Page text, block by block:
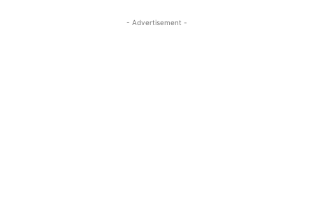
- Advertisement -